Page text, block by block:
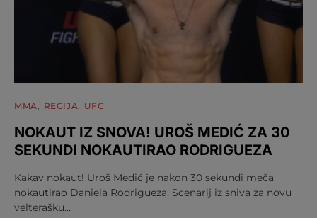
MMA REGIJA UFC
NOKAUT IZ SNOVA! UROŠ MEDIĆ ZA 30
SEKUNDI NOKAUTIRAO RODRIGUEZA
Kakav nokaut! Uroš Medić je nakon 30 sekundi meča
nokautirao Daniela Rodrigueza. Scenarij iz sniva za novu
velterašku…